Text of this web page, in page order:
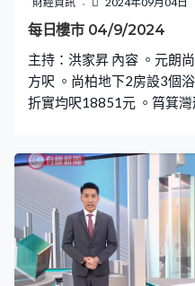
每日樓市 04/9/2024
主持：洪家昇 內容 。元朗
方呎 。尚柏地下2房設3個
折實均呎18851元 。筲箕